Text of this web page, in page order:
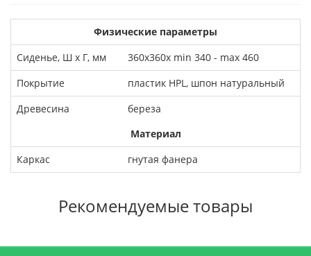
Физические параметры
Сиденье, Ш х Г, мм
360х360х min 340 - max 460
Покрытие
пластик HPL, шпон натуральный
Древесина
береза
Материал
Каркас
гнутая фанера
Рекомендуемые товары